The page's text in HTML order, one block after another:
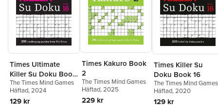
Times Ultimate
Killer Su Doku Book
16
The Times Mind Games
Häftad, 2024
129 kr
Times Kakuro Book
2
The Times Mind Games
Häftad, 2025
229 kr
Times Killer Su
Doku Book 16
The Times Mind Games
Häftad, 2020
129 kr